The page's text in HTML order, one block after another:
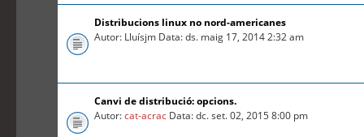
Distribucions linux no nord-americanes
Autor: Lluísjm Data: ds. maig 17, 2014 2:32 am
Canvi de distribució: opcions.
Autor:cat-acrac Data: dc. set. 02, 2015 8:00 pm